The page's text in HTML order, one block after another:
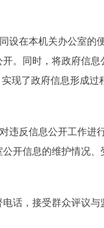
在本机关办公室的便
。同时，将政府信息
现了政府信息形成过
违反信息公开工作进
开信息的维护情况、
话，接受群众评议与